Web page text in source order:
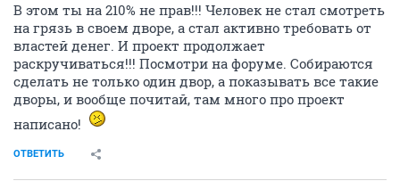
В этом ты на 210% не прав!!! Человек не стал смотреть
на грязь в своем дворе, а стал активно требовать от
властей денег. И проект продолжает
раскручиваться!!! Посмотри на форуме. Собираются
сделать не только один двор, а показывать все такие
дворы, и вообще почитай, там много про проект
написано!
ОТВЕТИТЬ